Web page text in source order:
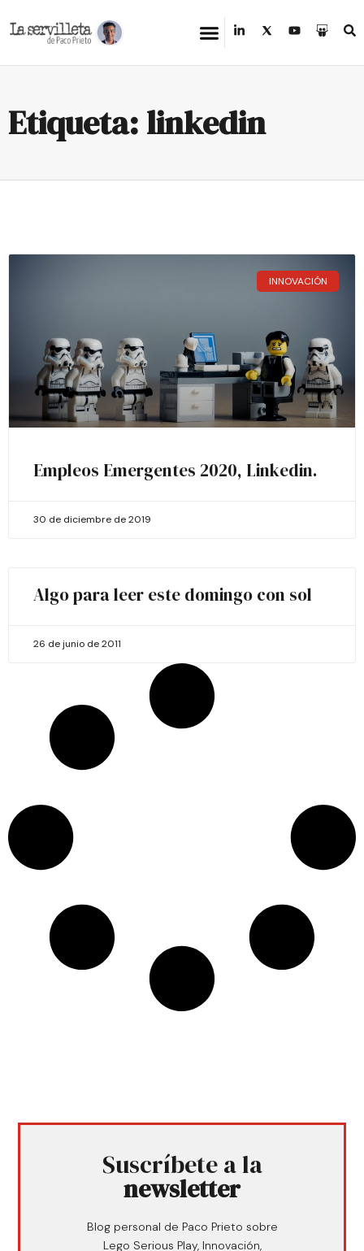
Etiqueta: linkedin
INNOVACIÓN
Empleos Emergentes 2020, Linkedin.
30 de diciembre de 2019
Algo para leer este domingo con sol
26 de junio de 2011
Suscríbete a la
newsletter
Blog personal de Paco Prieto sobre
Lego Serious Play, Innovación,